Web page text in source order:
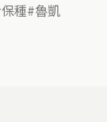
保種 魯凱